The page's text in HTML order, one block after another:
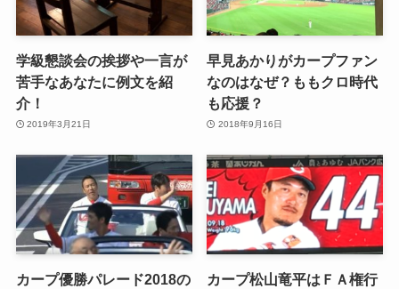
学級懇談会の挨拶や一言が
苦手なあなたに例文を紹
介！
2019年3月21日
早見あかりがカープファン
なのはなぜ？ももクロ時代
も応援？
2018年9月16日
カープ優勝パレード2018の
カープ松山竜平はＦＡ権行